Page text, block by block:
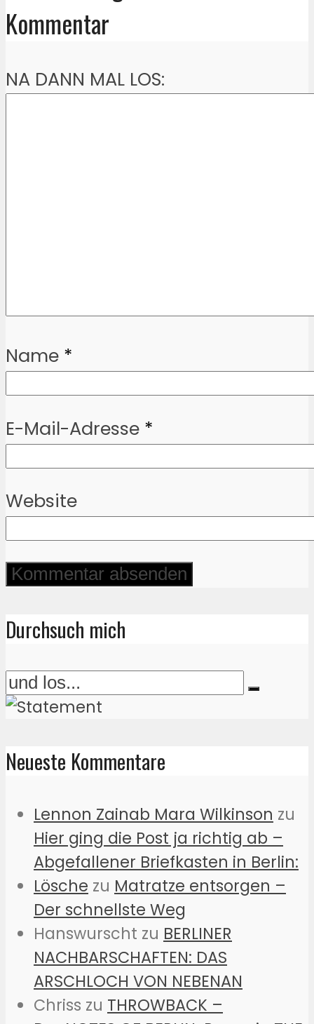
Kommentar
NA DANN MAL LOS:
Name *
E-Mail-Adresse *
Website
Durchsuch mich
Neueste Kommentare
Lennon Zainab Mara Wilkinson zu
Hier ging die Post ja richtig ab –
Abgefallener Briefkasten in Berlin:
Lösche zu Matratze entsorgen –
Der schnellste Weg
Hanswurscht zu BERLINER
NACHBARSCHAFTEN: DAS
ARSCHLOCH VON NEBENAN
Chriss zu THROWBACK –